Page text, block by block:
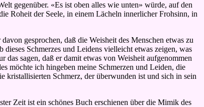
gegenüber. «Es ist oben alles wie unten» würde, auf den
Roheit der Seele, in einem Lächeln innerlicher Frohsinn, in
gesprochen, daß die Weisheit des Menschen etwas zu
Schmerzes und Leidens vielleicht etwas zeigen, was
sagen, daß er damit etwas von Weisheit aufgenommen
möchte ich hingeben meine Schmerzen und Leiden, die
kristallisierten Schmerz, der überwunden ist und sich in sein
Zeit ist ein schönes Buch erschienen über die Mimik des